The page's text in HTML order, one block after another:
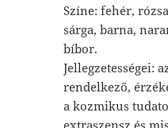
Színe: fehér,
sárga, barna,
bíbor.
Jellegzetességei:
rendelkező,
a kozmikus
extraszensz és